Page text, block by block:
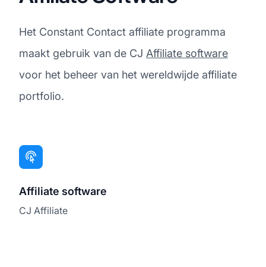
Het Constant Contact affiliate programma
maakt gebruik van de CJ Affiliate software
voor het beheer van het wereldwijde affiliate
portfolio.
Affiliate software
CJ Affiliate